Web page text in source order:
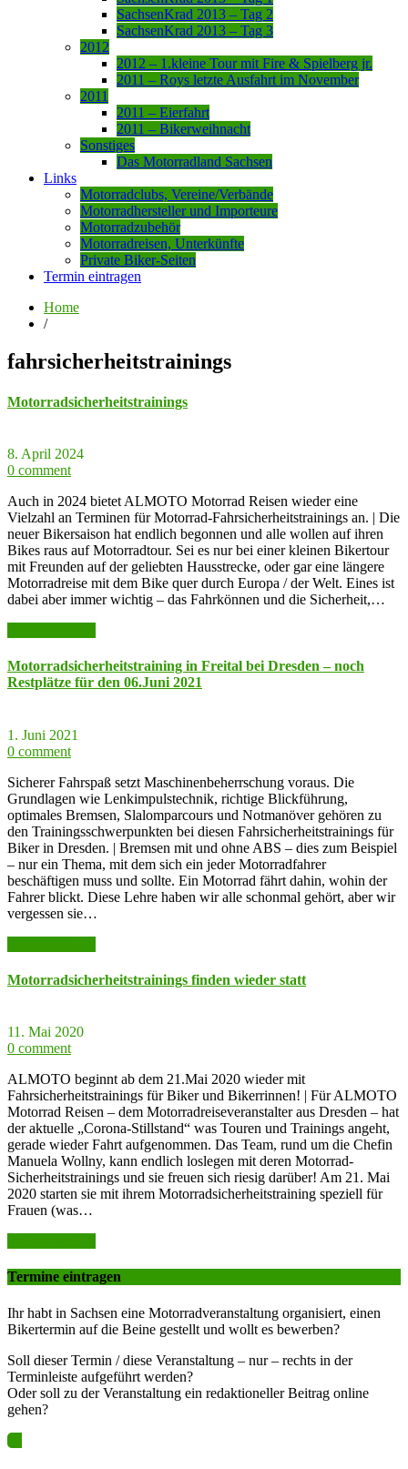
SachsenKrad 2013 – Tag 2
SachsenKrad 2013 – Tag 3
2012
2012 – 1.kleine Tour mit Fire & Spielberg jr.
2011 – Roys letzte Ausfahrt im November
2011
2011 – Eierfahrt
2011 – Bikerweihnacht
Sonstiges
Das Motorradland Sachsen
Links
Motorradclubs, Vereine/Verbände
Motorradhersteller und Importeure
Motorradzubehör
Motorradreisen, Unterkünfte
Private Biker-Seiten
Termin eintragen
Home
/
fahrsicherheitstrainings
Motorradsicherheitstrainings
8. April 2024
0 comment
Auch in 2024 bietet ALMOTO Motorrad Reisen wieder eine
Vielzahl an Terminen für Motorrad-Fahrsicherheitstrainings an. | Die
neuer Bikersaison hat endlich begonnen und alle wollen auf ihren
Bikes raus auf Motorradtour. Sei es nur bei einer kleinen Bikertour
mit Freunden auf der geliebten Hausstrecke, oder gar eine längere
Motorradreise mit dem Bike quer durch Europa / der Welt. Eines ist
dabei aber immer wichtig – das Fahrkönnen und die Sicherheit,…
Motorradsicherheitstraining in Freital bei Dresden – noch
Restplätze für den 06.Juni 2021
1. Juni 2021
0 comment
Sicherer Fahrspaß setzt Maschinenbeherrschung voraus. Die
Grundlagen wie Lenkimpulstechnik, richtige Blickführung,
optimales Bremsen, Slalomparcours und Notmanöver gehören zu
den Trainingsschwerpunkten bei diesen Fahrsicherheitstrainings für
Biker in Dresden. | Bremsen mit und ohne ABS – dies zum Beispiel
– nur ein Thema, mit dem sich ein jeder Motorradfahrer
beschäftigen muss und sollte. Ein Motorrad fährt dahin, wohin der
Fahrer blickt. Diese Lehre haben wir alle schonmal gehört, aber wir
vergessen sie…
Motorradsicherheitstrainings finden wieder statt
11. Mai 2020
0 comment
ALMOTO beginnt ab dem 21.Mai 2020 wieder mit
Fahrsicherheitstrainings für Biker und Bikerrinnen! | Für ALMOTO
Motorrad Reisen – dem Motorradreiseveranstalter aus Dresden – hat
der aktuelle „Corona-Stillstand“ was Touren und Trainings angeht,
gerade wieder Fahrt aufgenommen. Das Team, rund um die Chefin
Manuela Wollny, kann endlich loslegen mit deren Motorrad-
Sicherheitstrainings und sie freuen sich riesig darüber! Am 21. Mai
2020 starten sie mit ihrem Motorradsicherheitstraining speziell für
Frauen (was…
Termine eintragen
Ihr habt in Sachsen eine Motorradveranstaltung organisiert, einen
Bikertermin auf die Beine gestellt und wollt es bewerben?
Soll dieser Termin / diese Veranstaltung – nur – rechts in der
Terminleiste aufgeführt werden?
Oder soll zu der Veranstaltung ein redaktioneller Beitrag online
gehen?